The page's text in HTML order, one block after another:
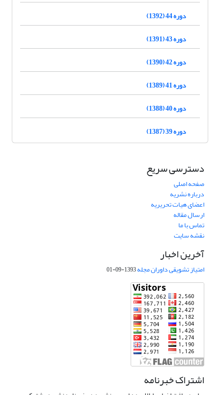
دوره 44 (1392)
دوره 43 (1391)
دوره 42 (1390)
دوره 41 (1389)
دوره 40 (1388)
دوره 39 (1387)
دسترسی سریع
صفحه اصلی
درباره نشریه
اعضای هیات تحریریه
ارسال مقاله
تماس با ما
نقشه سایت
آخرین اخبار
امتیاز تشویقی داوران مجله1393-09-01
اشتراک خبرنامه